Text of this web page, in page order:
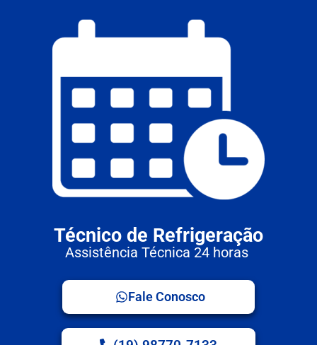
Técnico de Refrigeração
Assistência Técnica 24 horas
Fale Conosco